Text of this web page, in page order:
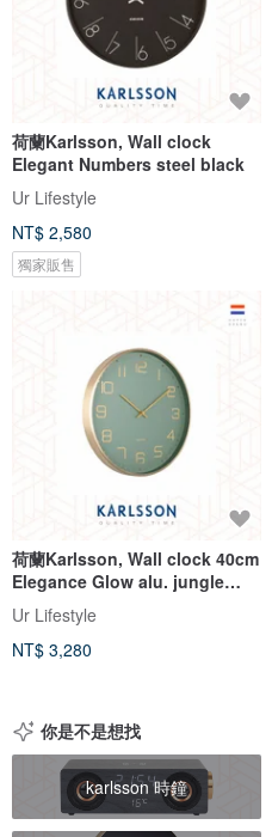
荷蘭Karlsson, Wall clock
Elegant Numbers steel black
Ur Lifestyle
NT$ 2,580
獨家販售
荷蘭Karlsson, Wall clock 40cm
Elegance Glow alu. jungle
gree
Ur Lifestyle
NT$ 3,280
你是不是想找
karlsson 時鐘